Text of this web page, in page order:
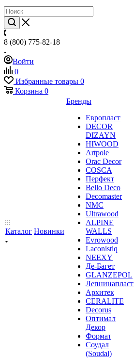
8 (800) 775-82-18
Войти
0
Избранные товары 0
Корзина 0
Каталог Новинки
Бренды
Европласт
DECOR
DIZAYN
HIWOOD
Artpole
Orac Decor
COSCA
Перфект
Bello Deco
Decomaster
NMС
Ultrawood
ALPINE
WALLS
Evrowood
Laconistiq
NEEXY
Де-Багет
GLANZEPOL
Лепнинапласт
Архитек
CERALITE
Decorus
Оптимал
Декор
Формат
Соудал
(Soudal)